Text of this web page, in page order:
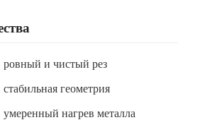
ровный и чистый рез
стабильная геометрия
умеренный нагрев металла